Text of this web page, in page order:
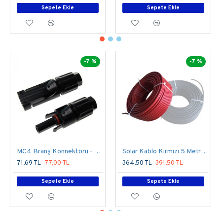
Sepete Ekle Sepete Ekle
-7 %
MC4 Branş Konnektörü - 1 Dişi 1 Erkek -Tekli Bağlantı
71,69 TL 77,00 TL
Sepete Ekle
-7 %
Solar Kablo Kırmızı 5 Metre 6mm
364,50 TL 391,50 TL
Sepete Ekle